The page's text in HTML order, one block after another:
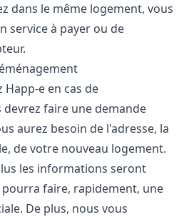
dans le même logement, vous
service à payer ou de
e en cas de
faire une demande
aurez besoin de l'adresse, la
de votre nouveau logement.
les informations seront
pourra faire, rapidement, une
De plus, nous vous